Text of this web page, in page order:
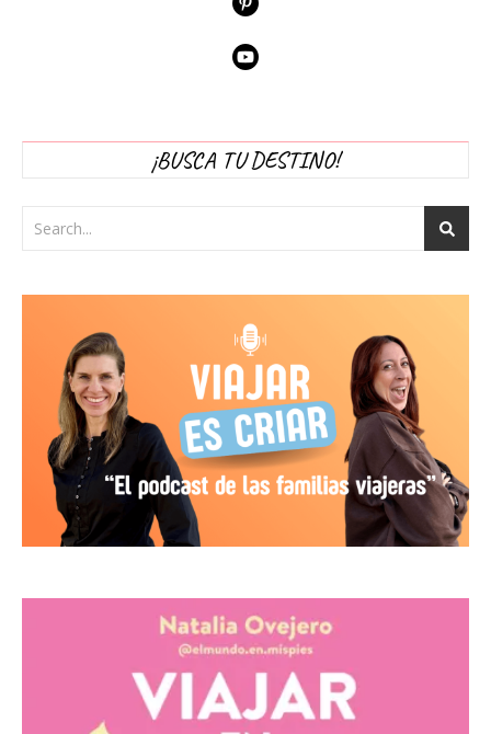
¡BUSCA TU DESTINO!